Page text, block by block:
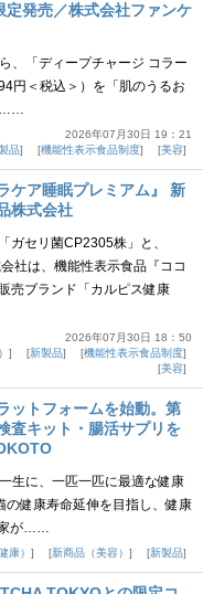
発売／株式会社ファンケ
、「ディープチャージ コラー
円＜税込＞）を「肌のうるお
……
2026年07月30日 19：21
品 機能性表示食品制度 美容
ケア睡眠プレミアム』 新
株式会社
ガセリ菌CP2305株」と、
社は、機能性表示食品『ココ
売ブランド「カルピス健康
2026年07月30日 18：50
新製品
機能性表示食品制度
美容
ットフォームを始動。第
査キット・腸活サプリを
生に、一匹一匹に最適な健康
の健康寿命延伸を目指し、健康
家が……
康） 新商品（美容） 新製品